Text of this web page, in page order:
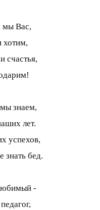
мы Вас,
хотим,
счастья,
знаем,
лет.
успехов,
знать бед.
-